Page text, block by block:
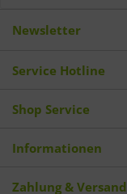
Newsletter
Service Hotline
Shop Service
Informationen
Zahlung & Versand